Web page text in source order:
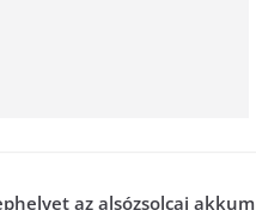
az alsózsolcai akkum